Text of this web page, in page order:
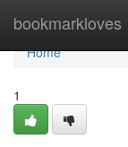
bookmarkloves
Home
Home
1